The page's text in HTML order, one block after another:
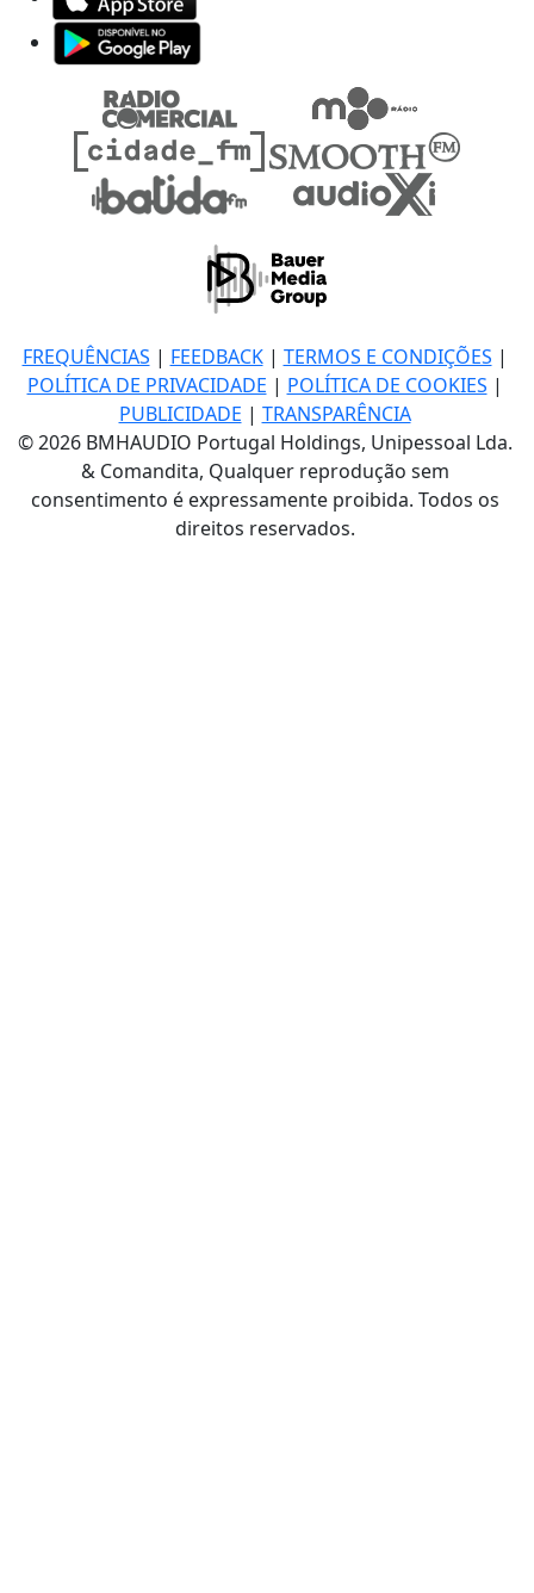
FREQUÊNCIAS | FEEDBACK| TERMOS E CONDIÇÕES |
POLÍTICA DE PRIVACIDADE | POLÍTICA DE COOKIES |
PUBLICIDADE | TRANSPARÊNCIA
© 2026 BMHAUDIO Portugal Holdings, Unipessoal Lda.
& Comandita, Qualquer reprodução sem
consentimento é expressamente proibida. Todos os
direitos reservados.